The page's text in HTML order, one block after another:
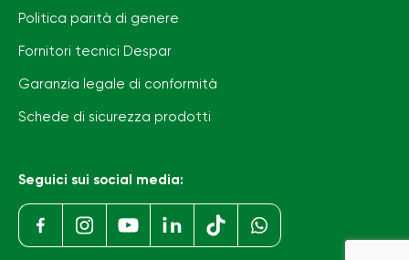
Politica parità di genere
Fornitori tecnici Despar
Garanzia legale di conformità
Schede di sicurezza prodotti
Seguici sui social media: